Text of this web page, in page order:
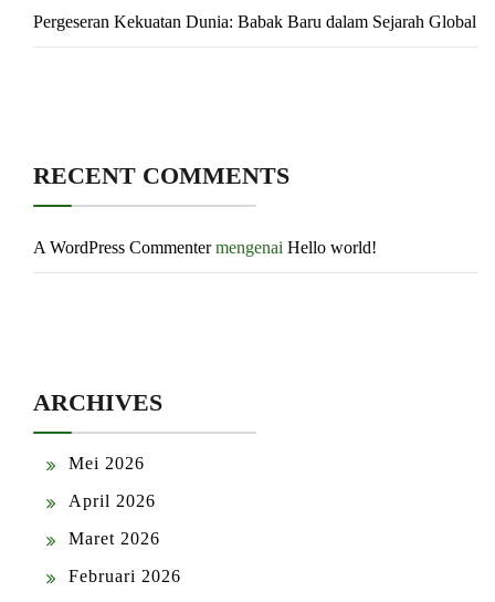
Pergeseran Kekuatan Dunia: Babak Baru dalam Sejarah Global
RECENT COMMENTS
A WordPress Commentermengenai Hello world!
ARCHIVES
Mei 2026
April 2026
Maret 2026
Februari 2026